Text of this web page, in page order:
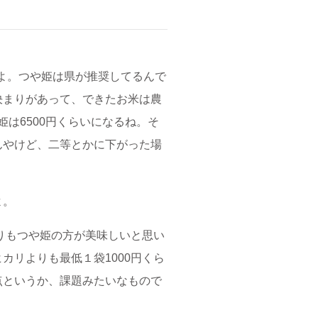
。つや姫は県が推奨してるんで
りがあって、できたお米は農
は6500円くらいになるね。そ
けど、二等とかに下がった場
つや姫の方が美味しいと思い
リよりも最低１袋1000円くら
いうか、課題みたいなもので